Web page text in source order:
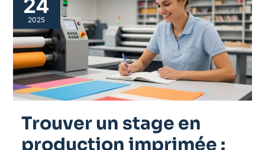
24
2025
Trouver un stage en
production imprimée :
stage
en
production
imprimée
:
conseils
pratiques